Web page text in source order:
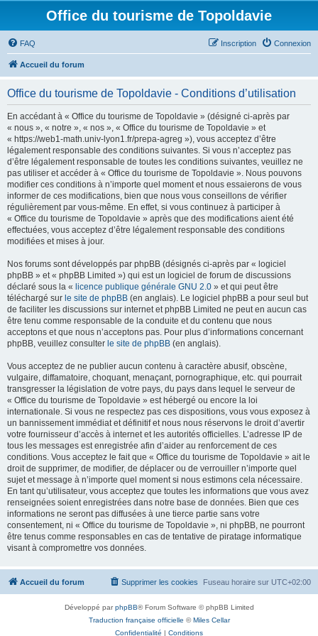
Office du tourisme de Topoldavie
FAQ Connexion
Inscription
Accueil du forum
Office du tourisme de Topoldavie - Conditions d’utilisation
En accédant à « Office du tourisme de Topoldavie » (désigné ci-après par
« nous », « notre », « nos », « Office du tourisme de Topoldavie » et
« https://web1-math.univ-lyon1.fr/prepa-agreg »), vous acceptez d’être
légalement responsable des conditions suivantes. Si vous n’acceptez pas
d’être légalement responsable de toutes les conditions suivantes, veuillez ne
pas utiliser et accéder à « Office du tourisme de Topoldavie ». Nous pouvons
modifier ces conditions à n’importe quel moment et nous essaierons de vous
informer de ces modifications, bien que nous vous conseillons de vérifier
régulièrement par vous-même. En effet, si vous continuez à participer à
« Office du tourisme de Topoldavie » après que des modifications aient été
effectuées, vous acceptez d’être légalement responsable des conditions
modifiées et mises à jour.
Nos forums sont développés par phpBB (désignés ci-après par « logiciel
phpBB » et « phpBB Limited ») qui est un logiciel de forum de discussions
déclaré sous la « licence publique générale GNU 2.0 » et qui peut être
téléchargé sur le site de phpBB (en anglais). Le logiciel phpBB a pour seul but
de faciliter les discussions sur internet et phpBB Limited ne peut en aucun cas
être tenu comme responsable de la conduite et du contenu que nous
acceptons et que nous n’acceptons pas. Pour plus d’informations concernant
phpBB, veuillez consulter le site de phpBB (en anglais).
Vous acceptez de ne publier aucun contenu à caractère abusif, obscène,
vulgaire, diffamatoire, choquant, menaçant, pornographique, etc. qui pourrait
transgresser la législation de votre pays, du pays dans lequel le serveur de
« Office du tourisme de Topoldavie » est hébergé ou encore la loi
internationale. Si vous ne respectez pas ces dispositions, vous vous exposez à
un bannissement immédiat et définitif et nous nous réservons le droit d’avertir
votre fournisseur d’accès à internet et les autorités officielles. L’adresse IP de
tous les messages est enregistrée afin d’aider au renforcement de ces
conditions. Vous acceptez le fait que « Office du tourisme de Topoldavie » ait le
droit de supprimer, de modifier, de déplacer ou de verrouiller n’importe quel
sujet et message à n’importe quel moment si nous estimons cela nécessaire.
En tant qu’utilisateur, vous acceptez que toutes les informations que vous avez
renseignées soient enregistrées dans notre base de données. Bien que ces
informations ne seront pas diffusées à une tierce partie sans votre
consentement, ni « Office du tourisme de Topoldavie », ni phpBB, ne pourront
être tenus comme responsables en cas de tentative de piratage informatique
visant à compromettre vos données.
Accueil du forum Fuseau horaire sur UTC+02:00
Supprimer les cookies
Développé parphpBB® Forum Software © phpBB Limited
Traduction française officielle ©Miles Cellar
Confidentialité | Conditions